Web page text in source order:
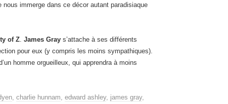
immerge dans ce décor autant paradisiaque
of Z James Gray s’attache à ses différents
pour eux (y compris les moins sympathiques).
homme orgueilleux, qui apprendra à moins
charlie hunnam edward ashley, james gray,